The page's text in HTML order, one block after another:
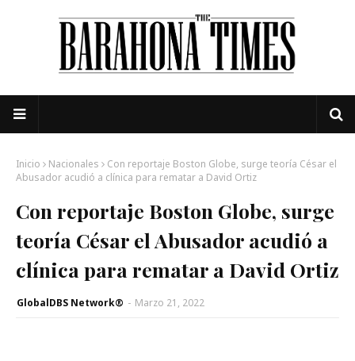
Inicio Nacionales
Con reportaje Boston Globe, surge teoría César el
Abusador acudió a clínica para rematar a David Ortiz
Con reportaje Boston Globe, surge
teoría César el Abusador acudió a
clínica para rematar a David Ortiz
GlobalDBS Network® - Marzo 21, 2022